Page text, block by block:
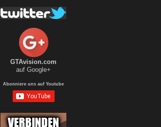
GTAvision.com
auf Google+
Abonniere uns auf Youtube